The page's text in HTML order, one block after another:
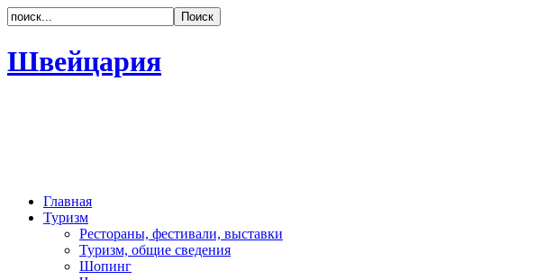
Швейцария
Главная
Туризм
Рестораны, фестивали, выставки
Туризм, общие сведения
Шопинг